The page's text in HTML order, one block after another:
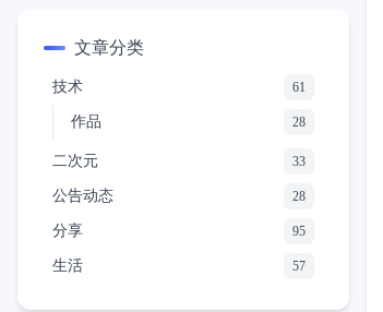
文章分类
技术 61
作品 28
二次元 33
公告动态 28
分享 95
生活 57